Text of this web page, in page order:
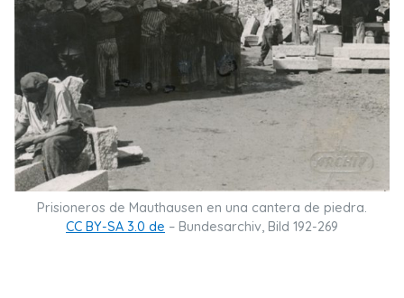
Prisioneros de Mauthausen en una cantera de piedra.
CC BY-SA 3.0 de – Bundesarchiv, Bild 192-269